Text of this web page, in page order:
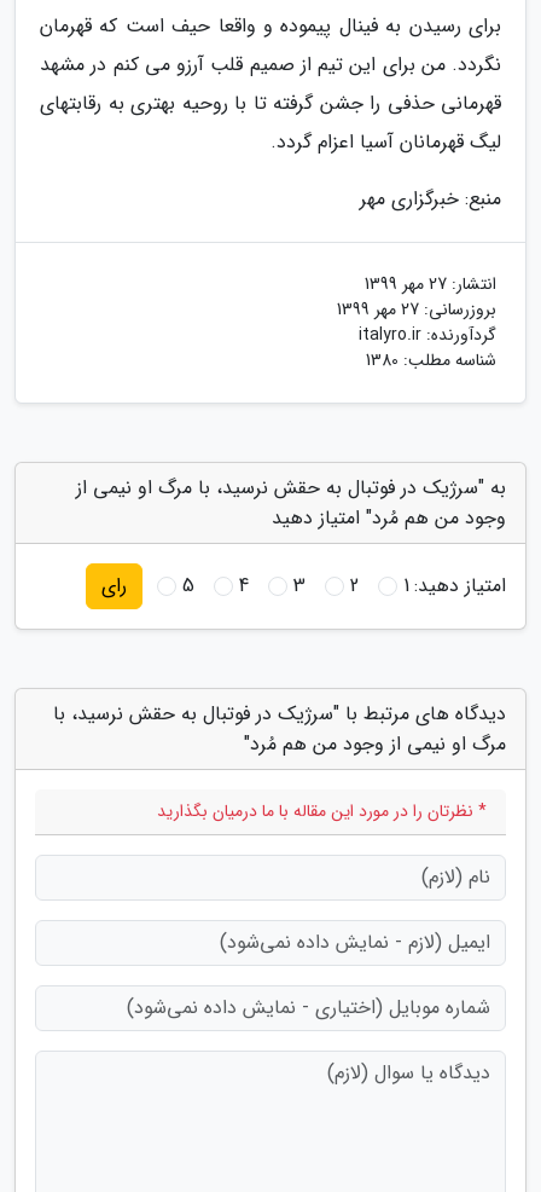
برای رسیدن به فینال پیموده و واقعا حیف است که قهرمان
نگردد. من برای این تیم از صمیم قلب آرزو می کنم در مشهد
قهرمانی حذفی را جشن گرفته تا با روحیه بهتری به رقابتهای
لیگ قهرمانان آسیا اعزام گردد.
منبع: خبرگزاری مهر
انتشار: 27 مهر 1399
بروزرسانی: 27 مهر 1399
گردآورنده: italyro.ir
شناسه مطلب: 1380
به "سرژیک در فوتبال به حقش نرسید، با مرگ او نیمی از
وجود من هم مُرد" امتیاز دهید
امتیاز دهید:1
2
3
4
5 رای
دیدگاه های مرتبط با "سرژیک در فوتبال به حقش نرسید، با
مرگ او نیمی از وجود من هم مُرد"
* نظرتان را در مورد این مقاله با ما درمیان بگذارید